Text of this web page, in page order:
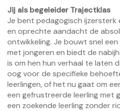
Jij als begeleider Trajectklas
Je bent pedagogisch
en oprechte aandacht de
ontwikkeling. Je bouwt snel
met jongeren en biedt de
is om hen hun verhaal te laten
oog voor de specifieke
leerlingen, of het nu gaat om
een gefrustreerde leerling met
een zoekende leerling zonder